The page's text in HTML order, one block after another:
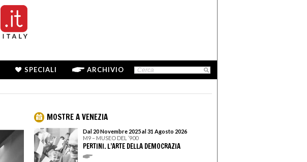
SPECIALI ARCHIVIO
MOSTRE A VENEZIA
Dal 20 Novembre 2025 al 31 Agosto 2026
M9 – MUSEO DEL ’900
PERTINI. L’ARTE DELLA DEMOCRAZIA